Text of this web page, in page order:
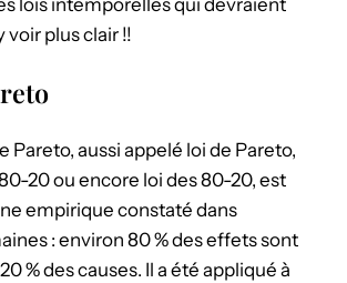
lois intemporelles qui devraient
voir plus clair !!
Pareto, aussi appelé loi de Pareto,
20 ou encore loi des 80-20, est
empirique constaté dans
: environ 80 % des effets sont
% des causes. Il a été appliqué à